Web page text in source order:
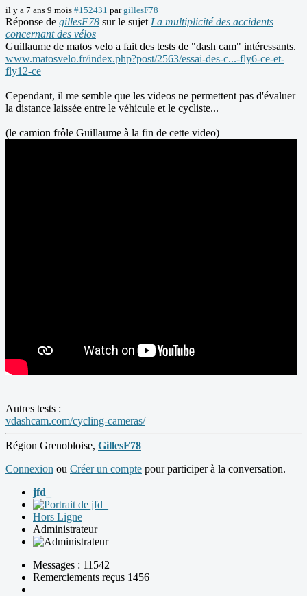
il y a 7 ans 9 mois #152431 pargillesF78
Réponse de gillesF78 sur le sujet La multiplicité des accidents
concernant des vélos
Guillaume de matos velo a fait des tests de "dash cam" intéressants.
www.matosvelo.fr/index.php?post/2563/essai-des-c...-fly6-ce-et-
fly12-ce
Cependant, il me semble que les videos ne permettent pas d'évaluer
la distance laissée entre le véhicule et le cycliste...
(le camion frôle Guillaume à la fin de cette video)
Autres tests :
vdashcam.com/cycling-cameras/
Région Grenobloise, GillesF78
Connexion ou Créer un compte pour participer à la conversation.
jfd_
Hors Ligne
Administrateur
Messages : 11542
Remerciements reçus 1456